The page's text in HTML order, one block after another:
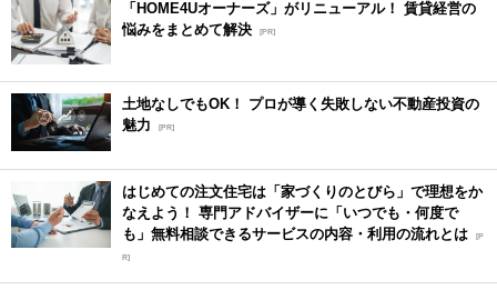
「HOME4Uオーナーズ」がリニューアル！ 賃貸経営の
悩みをまとめて解決 [PR]
土地なしでもOK！ プロが導く失敗しない不動産投資の
魅力
[PR]
はじめての注文住宅は「家づくりのとびら」で理想をか
なえよう！ 専門アドバイザーに「いつでも・何度で
も」無料相談できるサービスの内容・利用の流れとは [P
R]